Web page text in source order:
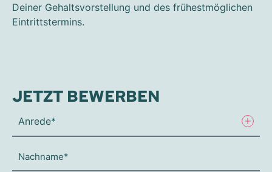
Deiner Gehaltsvorstellung und des frühestmöglichen
Eintrittstermins.
JETZT BEWERBEN